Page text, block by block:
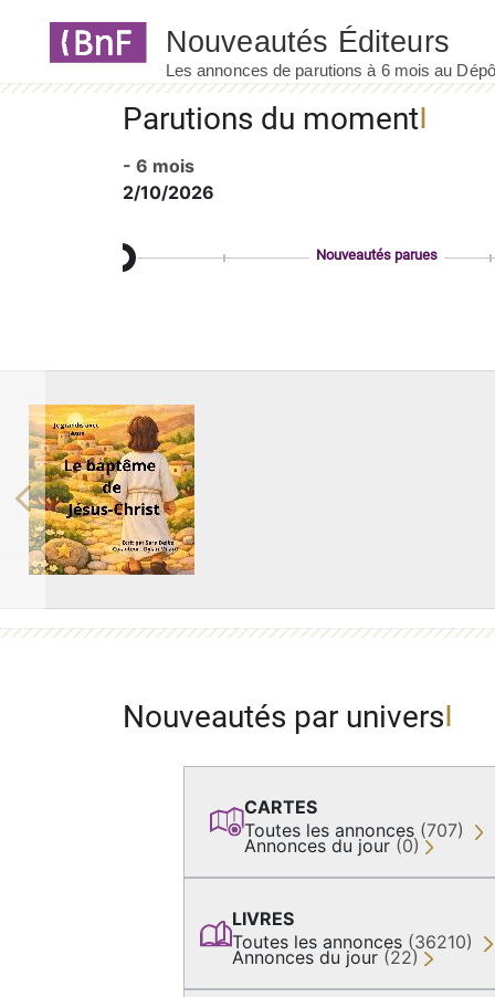
Parutions du moment
- 6 mois
2/10/2026
Nouveautés parues
Previous
Nouveautés par univers
CARTES
Toutes les annonces (707)
Annonces du jour (0)
LIVRES
Toutes les annonces (36210)
Annonces du jour (22)